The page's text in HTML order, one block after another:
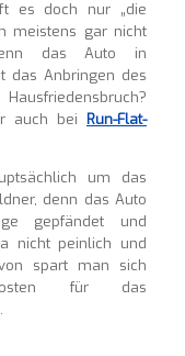
es doch nur „die
meistens gar nicht
das Auto in
das Anbringen des
auch bei Run-Flat-
um das
denn das Auto
gepfändet und
nicht peinlich und
spart man sich
für das